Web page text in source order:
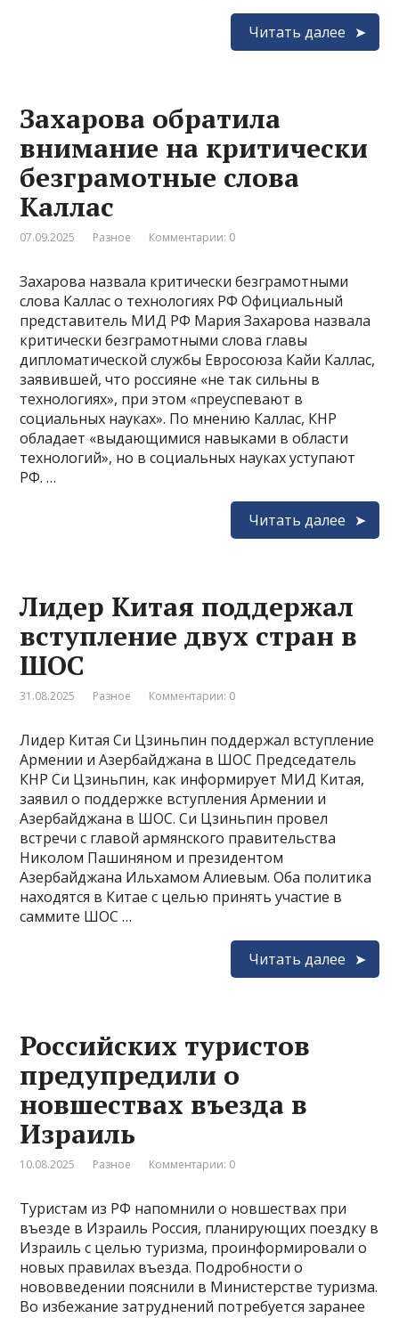
Читать далее
Захарова обратила
внимание на критически
безграмотные слова
Каллас
07.09.2025 Разное Комментарии: 0
Захарова назвала критически безграмотными
слова Каллас о технологиях РФ Официальный
представитель МИД РФ Мария Захарова назвала
критически безграмотными слова главы
дипломатической службы Евросоюза Кайи Каллас,
заявившей, что россияне «не так сильны в
технологиях», при этом «преуспевают в
социальных науках». По мнению Каллас, КНР
обладает «выдающимися навыками в области
технологий», но в социальных науках уступают
РФ. …
Читать далее
Лидер Китая поддержал
вступление двух стран в
ШОС
31.08.2025 Разное Комментарии: 0
Лидер Китая Си Цзиньпин поддержал вступление
Армении и Азербайджана в ШОС Председатель
КНР Си Цзиньпин, как информирует МИД Китая,
заявил о поддержке вступления Армении и
Азербайджана в ШОС. Си Цзиньпин провел
встречи с главой армянского правительства
Николом Пашиняном и президентом
Азербайджана Ильхамом Алиевым. Оба политика
находятся в Китае с целью принять участие в
саммите ШОС …
Читать далее
Российских туристов
предупредили о
новшествах въезда в
Израиль
10.08.2025 Разное Комментарии: 0
Туристам из РФ напомнили о новшествах при
въезде в Израиль Россия, планирующих поездку в
Израиль с целью туризма, проинформировали о
новых правилах въезда. Подробности о
нововведении пояснили в Министерстве туризма.
Во избежание затруднений потребуется заранее